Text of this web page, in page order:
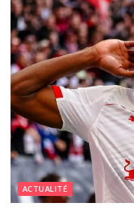
ACTUALITÉ